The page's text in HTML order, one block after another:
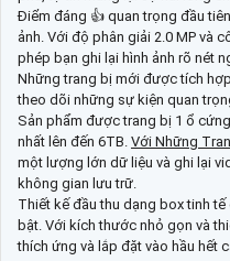
Điểm đáng 👍 quan trọng đầu
ảnh. Với độ phân giải 2.0 MP và
phép bạn ghi lại hình ảnh rõ nét
Những trang bị mới được tích
theo dõi những sự kiện quan
Sản phẩm được trang bị 1 ổ
nhất lên đến 6TB. Với Những
một lượng lớn dữ liệu và ghi lại
không gian lưu trữ.
Thiết kế đầu thu dạng box tinh
bật. Với kích thước nhỏ gọn và
thích ứng và lắp đặt vào hầu hết